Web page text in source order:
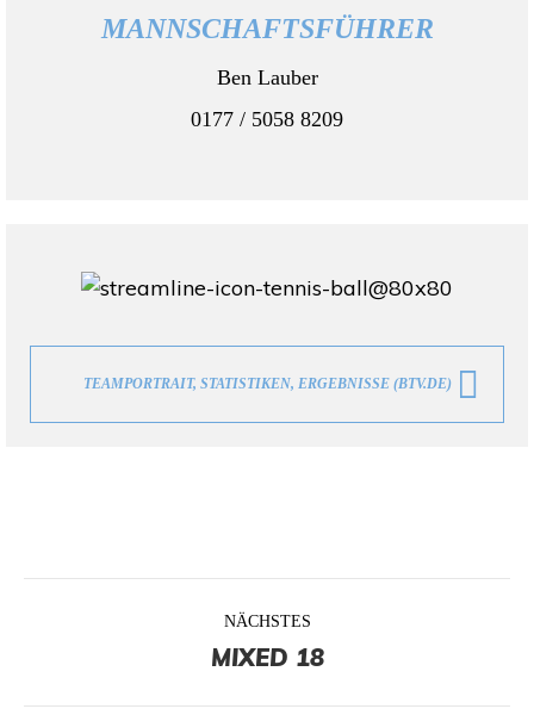
MANNSCHAFTSFÜHRER
Ben Lauber
0177 / 5058 8209
TEAMPORTRAIT, STATISTIKEN, ERGEBNISSE (BTV.DE)
NAVIGATION
NÄCHSTES
Next
MIXED 18